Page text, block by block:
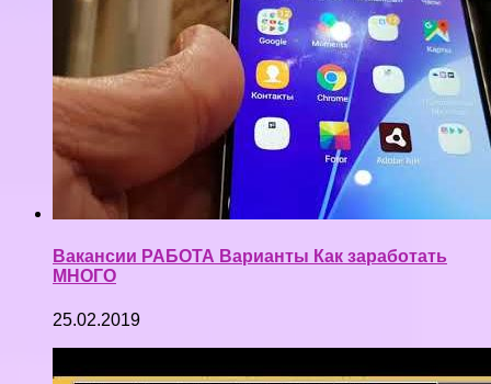
Вакансии РАБОТА Варианты Как заработать
МНОГО
25.02.2019